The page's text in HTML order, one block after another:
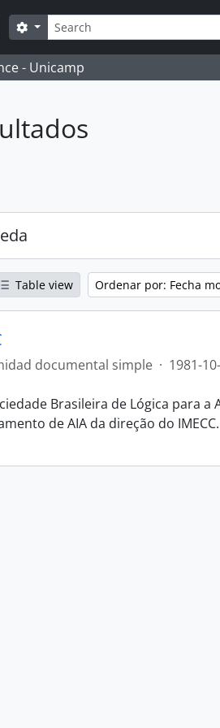
Búsqueda
Search options
- Unicamp
Table view Ordenar por: Fecha
documental simple · 1981-
Brasileira de Lógica para
de AIA da direção do IMECC.